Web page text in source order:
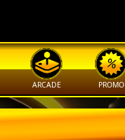
ARCADE PROMO